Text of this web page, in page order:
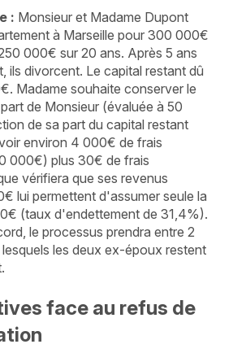
: Monsieur et Madame Dupont
à Marseille pour 300 000€
000€ sur 20 ans. Après 5 ans
ils divorcent. Le capital restant dû
Madame souhaite conserver le
de Monsieur (évaluée à 50
de sa part du capital restant
environ 4 000€ de frais
000€) plus 30€ de frais
vérifiera que ses revenus
lui permettent d'assumer seule la
(taux d'endettement de 31,4%).
le processus prendra entre 2
les deux ex-époux restent
face au refus de